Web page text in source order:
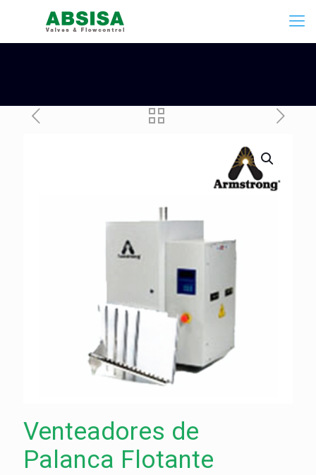
Venteadores de
Palanca Flotante